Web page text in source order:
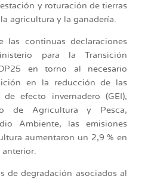
y roturación de tierras
agricultura y la ganadería.
las continuas declaraciones
para la Transición
en torno al necesario
en la reducción de las
efecto invernadero (GEI),
de Agricultura y Pesca,
Ambiente, las emisiones
aumentaron un 2,9 % en
de degradación asociados al